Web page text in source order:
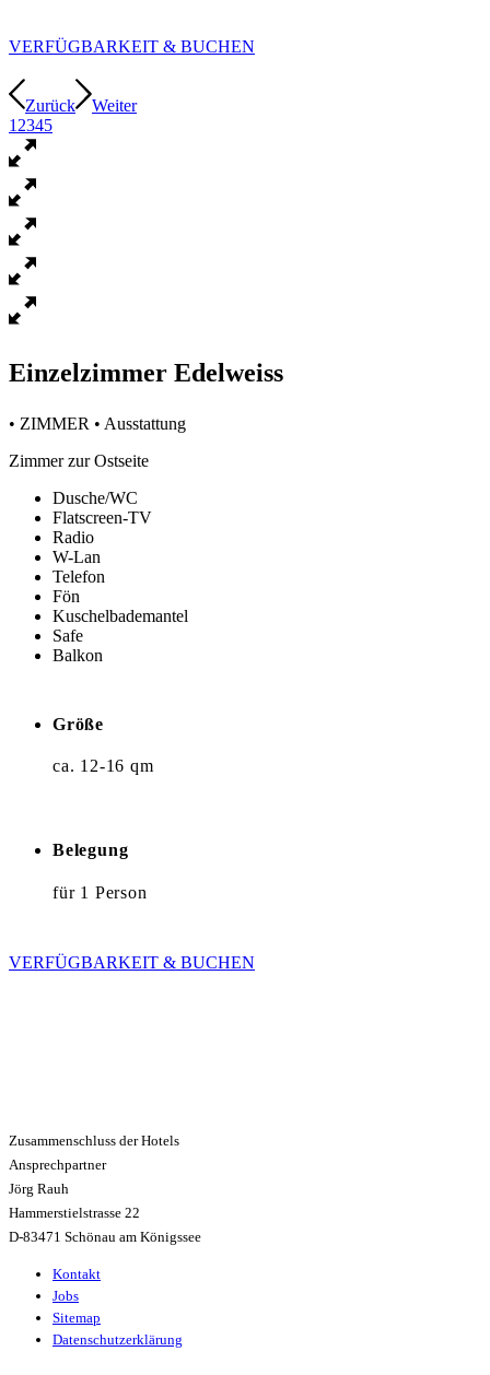
VERFÜGBARKEIT & BUCHEN
Zurück
Weiter
1 2345
Einzelzimmer Edelweiss
• ZIMMER • Ausstattung
Zimmer zur Ostseite
Dusche/WC
Flatscreen-TV
Radio
W-Lan
Telefon
Fön
Kuschelbademantel
Safe
Balkon
Größe
ca. 12-16 qm
Belegung
für 1 Person
VERFÜGBARKEIT & BUCHEN
Zusammenschluss der Hotels
Ansprechpartner
Jörg Rauh
Hammerstielstrasse 22
D-83471 Schönau am Königssee
Kontakt
Jobs
Sitemap
Datenschutzerklärung